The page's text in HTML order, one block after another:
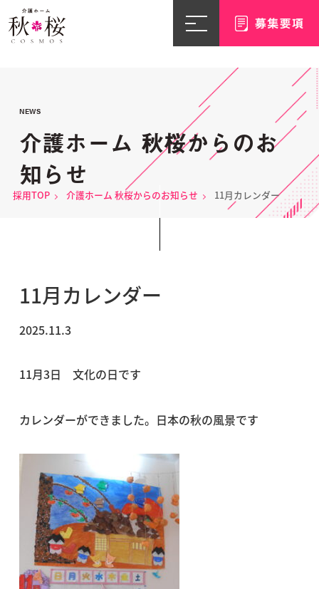
NEWS
介護ホーム 秋桜からのお
知らせ
採用TOP 介護ホーム 秋桜からのお知らせ 11月カレンダー
11月カレンダー
2025.11.3
11月3日 文化の日です
カレンダーができました。日本の秋の風景です